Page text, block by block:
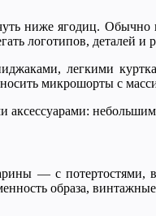
ниже ягодиц.
логотипов, деталей и
легкими
микрошорты с
— с
образа,